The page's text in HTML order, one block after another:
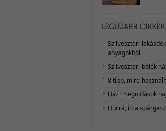
Szilveszteri
anyagokból
Szilveszteri bólék
8 tipp, mire
Házi megoldások
Hurrá, itt a